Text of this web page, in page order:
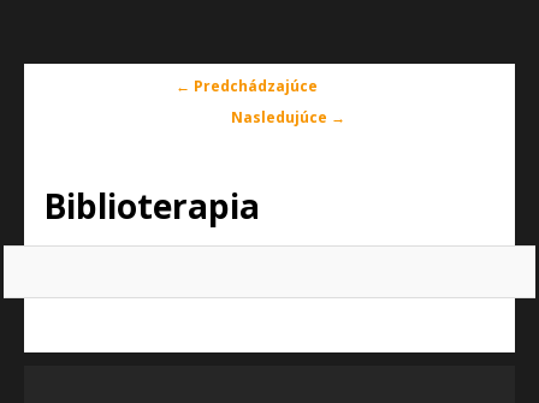
Navigácia
← Predchádzajúce
Nasledujúce →
Biblioterapia